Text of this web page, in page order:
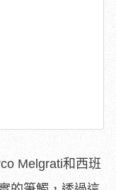
Melgrati和西班